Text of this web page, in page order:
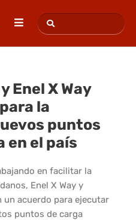
Enel X Way
la
puntos
en el país
en facilitar la
Enel X Way y
acuerdo para ejecutar
puntos de carga